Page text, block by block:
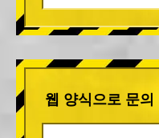
웹 양식으로 문의